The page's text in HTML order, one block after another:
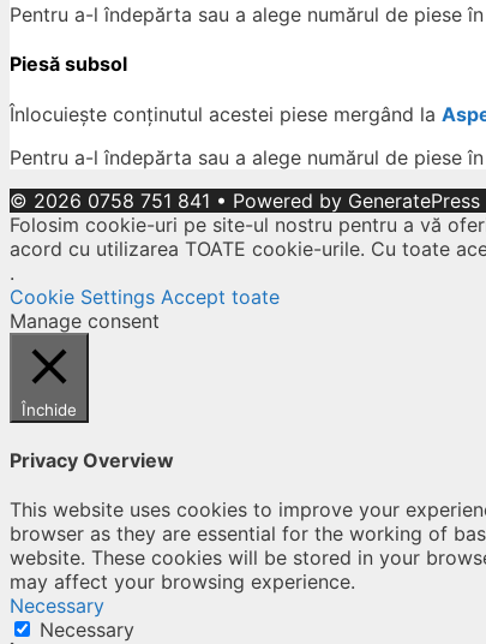
Pentru a-l îndepărta sau a alege numărul de piese
Piesă subsol
Înlocuiește conținutul acestei piese mergând la
Pentru a-l îndepărta sau a alege numărul de piese
© 2026 0758 751 841 • Powered by GeneratePress
Folosim cookie-uri pe site-ul nostru pentru a vă
acord cu utilizarea TOATE cookie-urile. Cu toate
.
Cookie Settings Accept toate
Manage consent
Închide
Privacy Overview
This website uses cookies to improve your
browser as they are essential for the working of
website. These cookies will be stored in your
may affect your browsing experience.
Necessary
Necessary